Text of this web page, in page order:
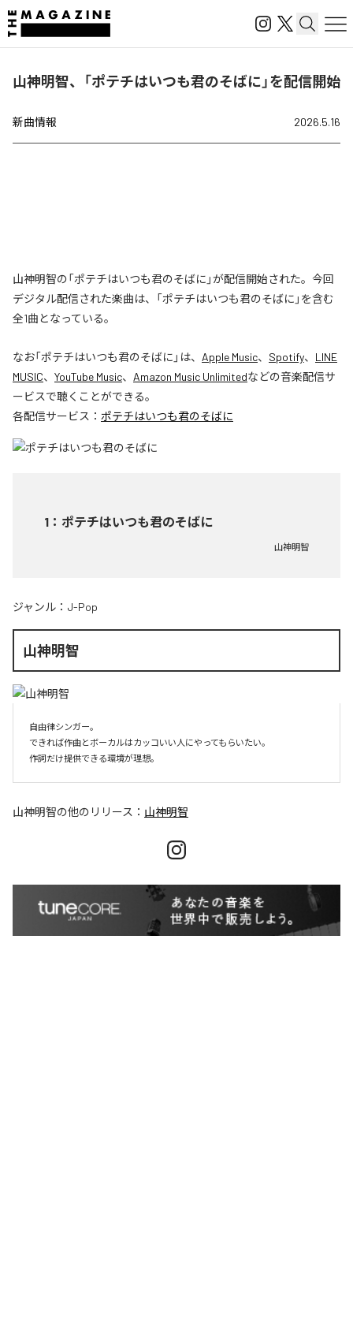
山神明智、「ポテチはいつも君のそばに」を配信開始
新曲情報 2026.5.16
山神明智の「ポテチはいつも君のそばに」が配信開始された。今回
デジタル配信された楽曲は、「ポテチはいつも君のそばに」を含む
全1曲となっている。
なお「ポテチはいつも君のそばに 」は、 Apple Music、 Spotify、 LINE
MUSIC、 YouTube Music、 Amazon Music Unlimitedなどの音楽配信サ
ービスで聴くことができる。
各配信サービス： ポテチはいつも君のそばに
1 ： ポテチはいつも君のそばに
山神明智
ジャンル： J-Pop
山神明智
自由律シンガー。
できれば作曲とボーカルはカッコいい人にやってもらいたい。
作詞だけ提供できる環境が理想。
山神明智の他のリリース： 山神明智